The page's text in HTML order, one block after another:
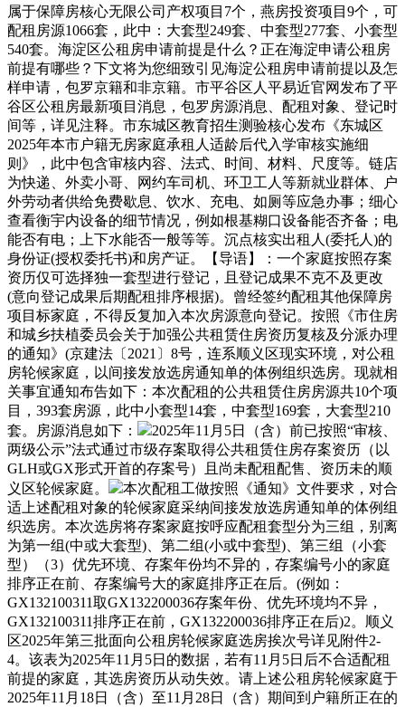
属于保障房核心无限公司产权项目7个，燕房投资项目9个，可
配租房源1066套，此中：大套型249套、中套型277套、小套型
540套。海淀区公租房申请前提是什么？正在海淀申请公租房
前提有哪些？下文将为您细致引见海淀公租房申请前提以及怎
样申请，包罗京籍和非京籍。市平谷区人平易近官网发布了平
谷区公租房最新项目消息，包罗房源消息、配租对象、登记时
间等，详见注释。市东城区教育招生测验核心发布《东城区
2025年本市户籍无房家庭承租人适龄后代入学审核实施细
则》，此中包含审核内容、法式、时间、材料、尺度等。链店
为快递、外卖小哥、网约车司机、环卫工人等新就业群体、户
外劳动者供给免费歇息、饮水、充电、如厕等应急办事；细心
查看衡宇内设备的细节情况，例如根基糊口设备能否齐备；电
能否有电；上下水能否一般等等。沉点核实出租人(委托人)的
身份证(授权委托书)和房产证。【导语】：一个家庭按照存案
资历仅可选择独一套型进行登记，且登记成果不克不及更改
(意向登记成果后期配租排序根据)。曾经签约配租其他保障房
项目标家庭，不得反复加入本次房源意向登记。按照《市住房
和城乡扶植委员会关于加强公共租赁住房资历复核及分派办理
的通知》(京建法〔2021〕8号，连系顺义区现实环境，对公租
房轮候家庭，以间接发放选房通知单的体例组织选房。现就相
关事宜通知布告如下：本次配租的公共租赁住房房源共10个项
目，393套房源，此中小套型14套，中套型169套，大套型210
套。房源消息如下：
2025年11月5日（含）前已按照“审核、
两级公示”法式通过市级存案取得公共租赁住房存案资历（以
GLH或GX形式开首的存案号）且尚未配租配售、资历未的顺
义区轮候家庭。
本次配租工做按照《通知》文件要求，对合
适上述配租对象的轮候家庭采纳间接发放选房通知单的体例组
织选房。本次选房将存案家庭按呼应配租套型分为三组，别离
为第一组(中或大套型)、第二组(小或中套型)、第三组（小套
型）（3）优先环境、存案年份均不异的，存案编号小的家庭
排序正在前、存案编号大的家庭排序正在后。(例如：
GX132100311取GX132200036存案年份、优先环境均不异，
GX132100311排序正在前，GX132200036排序正在后)2。顺义
区2025年第三批面向公租房轮候家庭选房挨次号详见附件2-
4。该表为2025年11月5日的数据，若有11月5日后不合适配租
前提的家庭，其选房资历从动失效。请上述公租房轮候家庭于
2025年11月18日（含）至11月28日（含）期间到户籍所正在的